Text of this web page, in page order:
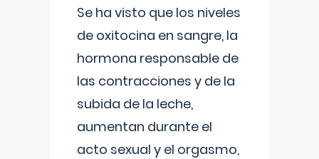
Se ha visto que los niveles
de oxitocina en sangre, la
hormona responsable de
las contracciones y de la
subida de la leche,
aumentan durante el
acto sexual y el orgasmo,